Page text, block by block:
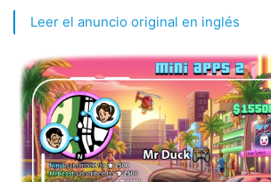
Leer el anuncio original en inglés